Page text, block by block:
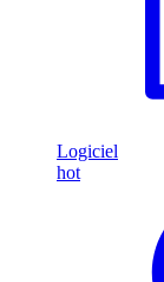
Logiciel
hot